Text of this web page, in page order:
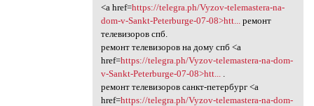
<a href=https://telegra.ph/Vyzov-telemastera-na-
dom-v-Sankt-Peterburge-07-08>htt...
ремонт
телевизоров спб.
ремонт телевизоров на дому спб <a
href=https://telegra.ph/Vyzov-telemastera-na-dom-
v-Sankt-Peterburge-07-08>htt...
ремонт телевизоров санкт-петербург <a
href=https://telegra.ph/Vyzov-telemastera-na-dom-